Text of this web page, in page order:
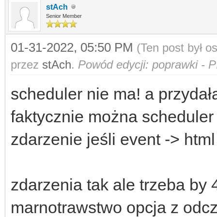
stAch
Senior Member
01-31-2022, 05:50 PM (Ten post był
przez stAch. Powód edycji: poprawki -
scheduler nie ma! a
faktycznie można
zdarzenie jeśli event -> html
zdarzenia tak ale trzeba by
marnotrawstwo opcja z